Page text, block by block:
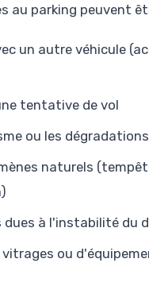
au parking peuvent
un autre véhicule
tentative de vol
ou les
naturels
dues à l'instabilité du
vitrages ou